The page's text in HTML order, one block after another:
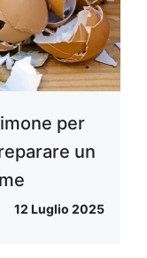
per
un
12 Luglio 2025